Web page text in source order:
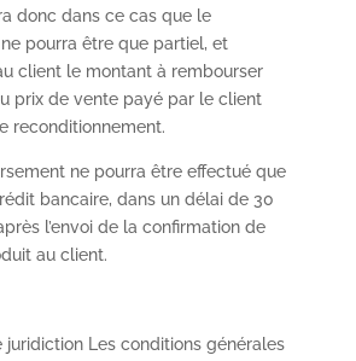
donc dans ce cas que le
pourra être que partiel, et
client le montant à rembourser
prix de vente payé par le client
reconditionnement.
ne pourra être effectué que
bancaire, dans un délai de 30
l’envoi de la confirmation de
au client.
juridiction Les conditions générales